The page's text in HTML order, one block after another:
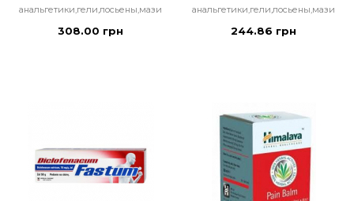
анальгетики,гели,лосьены,мази
308.00 грн
анальгетики,гели,лосьены,мази
244.86 грн